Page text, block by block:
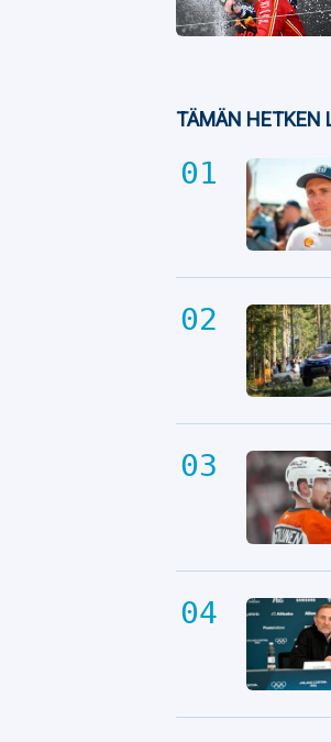
TÄMÄN HETKEN